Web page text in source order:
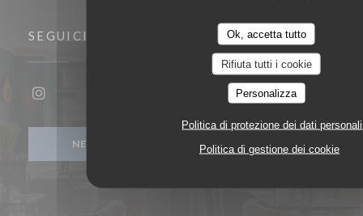
Ok, accetta tutto
Rifiuta tutti i cookie
Personalizza
Politica di protezione dei dati personali
Politica di gestione dei cookie
SEGUICI
Instagram ((apre una nuova finestra))
NEWSLETTER